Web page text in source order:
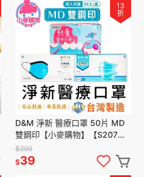
13
折
D&M 淨新 醫療口罩 50片 MD
雙鋼印【小麥購物】【S207】
兒童口罩 台灣製 口罩 成人口罩
$299
$39